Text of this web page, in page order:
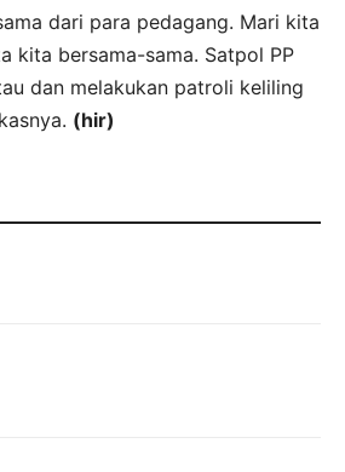
dari para pedagang. Mari kita
kita bersama-sama. Satpol PP
dan melakukan patroli keliling
(hir)